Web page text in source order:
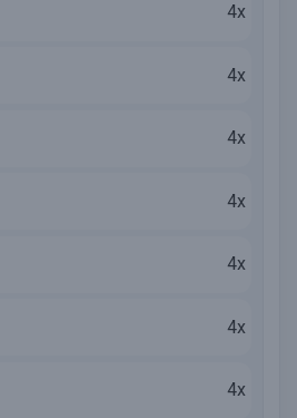
4x
4x
4x
4x
4x
4x
4x